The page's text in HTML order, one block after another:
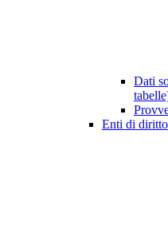
Dati
Enti di